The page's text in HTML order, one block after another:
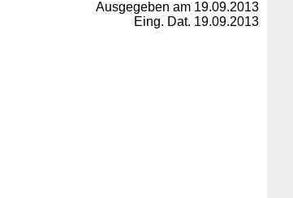
Ausgegeben am 19.09.2013
Eing. Dat. 19.09.2013